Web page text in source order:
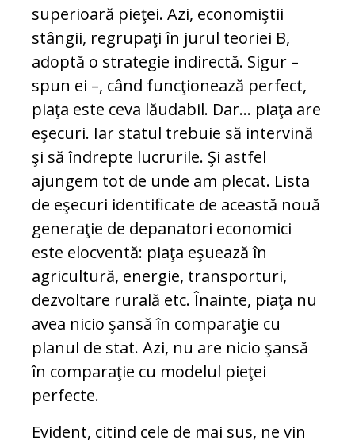
superioară pieţei. Azi, economiştii
stângii, regrupaţi în jurul teoriei B,
adoptă o strategie indirectă. Sigur –
spun ei –, când funcţionează perfect,
piaţa este ceva lăudabil. Dar... piaţa are
eşecuri. Iar statul trebuie să intervină
şi să îndrepte lucrurile. Şi astfel
ajungem tot de unde am plecat. Lista
de eşecuri identificate de această nouă
generaţie de depanatori economici
este elocventă: piaţa eşuează în
agricultură, energie, transporturi,
dezvoltare rurală etc. Înainte, piaţa nu
avea nicio şansă în comparaţie cu
planul de stat. Azi, nu are nicio şansă
în comparaţie cu modelul pieţei
perfecte.
Evident, citind cele de mai sus, ne vin